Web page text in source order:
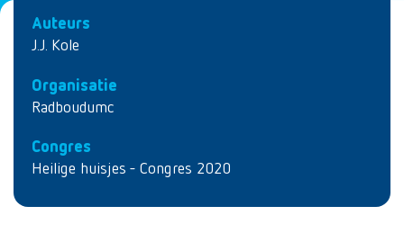
Auteurs
J.J. Kole
Organisatie
Radboudumc
Congres
Heilige huisjes - Congres 2020